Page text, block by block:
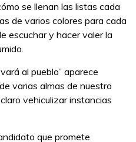
se llenan las listas cada
de varios colores para cada
escuchar y hacer valer la
al pueblo” aparece
varias almas de nuestro
vehiculizar instancias
que promete